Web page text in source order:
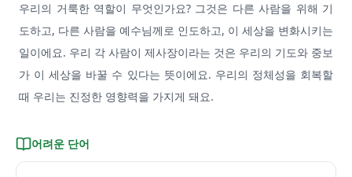
우리의 거룩한 역할이 무엇인가요? 그것은 다른 사람을 위해 기
도하고, 다른 사람을 예수님께로 인도하고, 이 세상을 변화시키는
일이에요. 우리 각 사람이 제사장이라는 것은 우리의 기도와 중보
가 이 세상을 바꿀 수 있다는 뜻이에요. 우리의 정체성을 회복할
때 우리는 진정한 영향력을 가지게 돼요.
어려운 단어